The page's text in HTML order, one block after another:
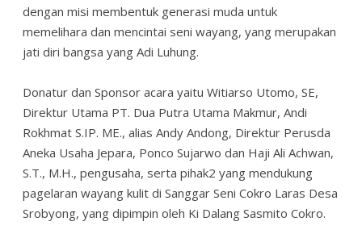
dengan misi membentuk generasi muda untuk
memelihara dan mencintai seni wayang, yang merupakan
jati diri bangsa yang Adi Luhung.
Donatur dan Sponsor acara yaitu Witiarso Utomo, SE,
Direktur Utama PT. Dua Putra Utama Makmur, Andi
Rokhmat S.IP. ME., alias Andy Andong, Direktur Perusda
Aneka Usaha Jepara, Ponco Sujarwo dan Haji Ali Achwan,
S.T., M.H., pengusaha, serta pihak2 yang mendukung
pagelaran wayang kulit di Sanggar Seni Cokro Laras Desa
Srobyong, yang dipimpin oleh Ki Dalang Sasmito Cokro.